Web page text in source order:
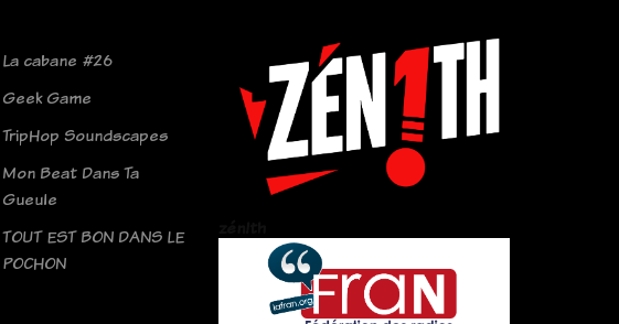
La cabane #26
Geek Game
TripHop Soundscapes
Mon Beat Dans Ta
Gueule
TOUT EST BON DANS LE
POCHON